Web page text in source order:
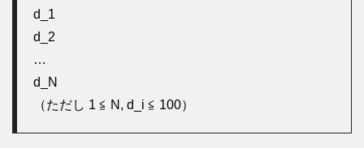
d_1
d_2
…
d_N
（ただし 1 ≦ N, d_i ≦ 100）